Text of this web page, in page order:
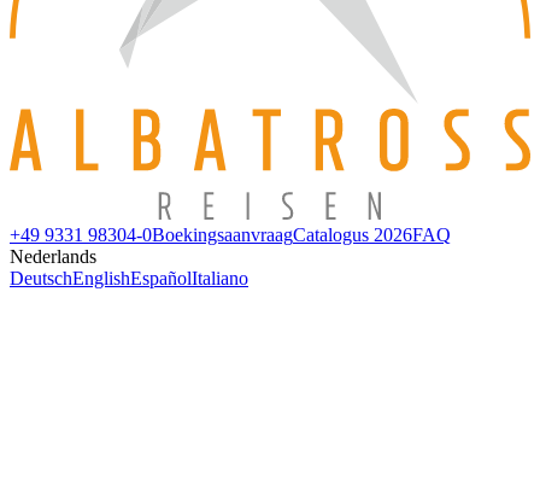
+49 9331 98304-0BoekingsaanvraagCatalogus 2026FAQ
Nederlands
DeutschEnglishEspañolItaliano